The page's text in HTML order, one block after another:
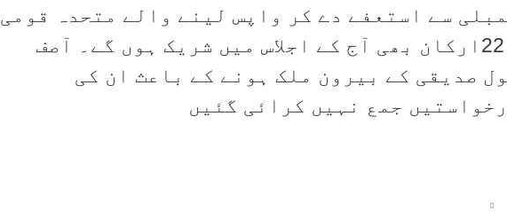
سے استعفے دے کر واپس لینے والے متحدہ قومی
موومنٹ کے 24میں سے 22ارکان بھی آج کے اجلاس میں شریک ہوں گے۔ آصف
صدیقی کے بیرون ملک ہونے کے باعث ان کی
جمع نہیں کرائی گئیں